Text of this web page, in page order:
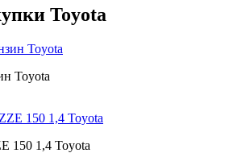
Toyota
Toyota
150 1,4 Toyota